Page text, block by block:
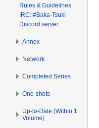
Rules & Guidelines
IRC: #Baka-Tsuki
Discord server
Annex
Network
Completed Series
One-shots
Up-to-Date (Within 1
Volume)